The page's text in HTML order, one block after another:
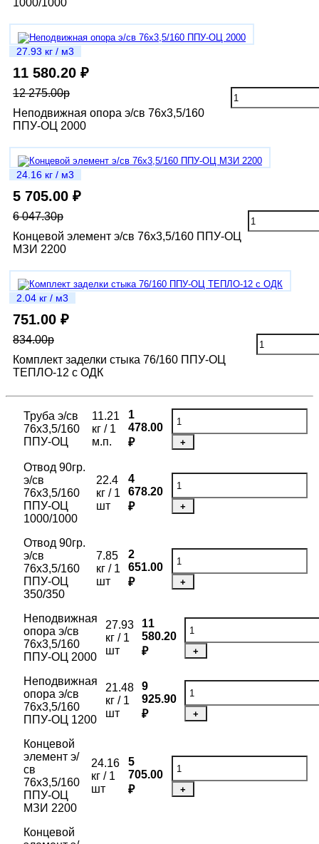
1000/1000
27.93 кг / м3
11 580.20 ₽
12 275.00р
Неподвижная опора э/св 76х3,5/160
ППУ-ОЦ 2000
24.16 кг / м3
5 705.00 ₽
6 047.30р
Концевой элемент э/св 76х3,5/160 ППУ-ОЦ
МЗИ 2200
2.04 кг / м3
751.00 ₽
834.00р
Комплект заделки стыка 76/160 ППУ-ОЦ
ТЕПЛО-12 с ОДК
Труба э/св
76х3,5/160
ППУ-ОЦ
11.21
кг / 1
м.п.
1
478.00
₽
+
Отвод 90гр.
э/св
76х3,5/160
ППУ-ОЦ
1000/1000
22.4
кг / 1
шт
4
678.20
₽
+
Отвод 90гр.
э/св
76х3,5/160
ППУ-ОЦ
350/350
7.85
кг / 1
шт
2
651.00
₽
+
Неподвижная
опора э/св
76х3,5/160
ППУ-ОЦ 2000
27.93
кг / 1
шт
11
580.20
₽
+
Неподвижная
опора э/св
76х3,5/160
ППУ-ОЦ 1200
21.48
кг / 1
шт
9
925.90
₽
+
Концевой
элемент э/
св
76х3,5/160
ППУ-ОЦ
МЗИ 2200
24.16
кг / 1
шт
5
705.00
₽
+
Концевой